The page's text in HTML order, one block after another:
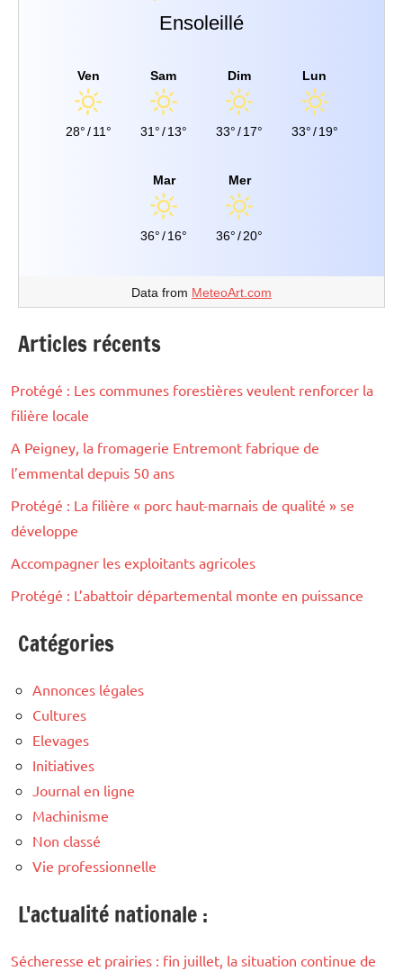
Ensoleillé
Ven
28°/ 11°
Sam
31°/ 13°
Dim
33°/ 17°
Lun
33°/ 19°
Mar
36°/16°
Mer
36°/20°
Data from MeteoArt.com
Articles récents
Protégé : Les communes forestières veulent renforcer la
filière locale
A Peigney, la fromagerie Entremont fabrique de
l’emmental depuis 50 ans
Protégé : La filière « porc haut-marnais de qualité » se
développe
Accompagner les exploitants agricoles
Protégé : L’abattoir départemental monte en puissance
Catégories
Annonces légales
Cultures
Elevages
Initiatives
Journal en ligne
Machinisme
Non classé
Vie professionnelle
L'actualité nationale :
Sécheresse et prairies : fin juillet, la situation continue de